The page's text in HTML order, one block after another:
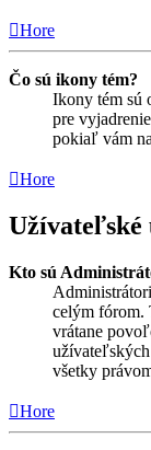
Hore
Čo sú ikony tém?
Ikony tém sú
pre
pokiaľ vám
Hore
Užívateľské
Kto sú
celým fórom.
vrátane
všetky
Hore